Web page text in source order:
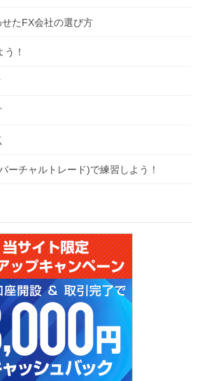
たFX会社の選び方
！
ーチャルトレード)で練習しよう！